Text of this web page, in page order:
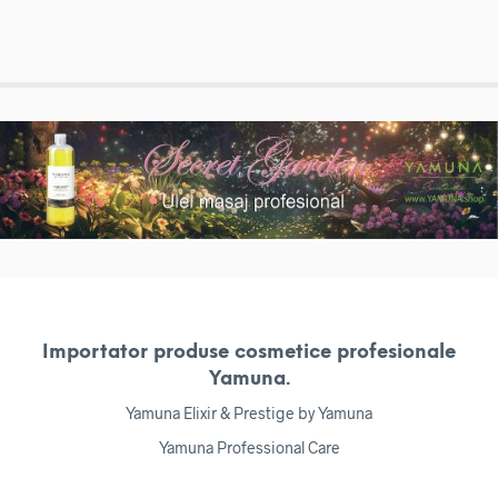
Importator produse cosmetice profesionale
Yamuna.
Yamuna Elixir & Prestige by Yamuna
Yamuna Professional Care